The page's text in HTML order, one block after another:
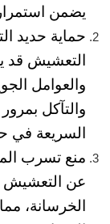
يضمن
حماية حديد
التعشيش قد
والعوامل
والتآكل
السريعة في
منع تسرب
عن التعشيش
الخرسانة،